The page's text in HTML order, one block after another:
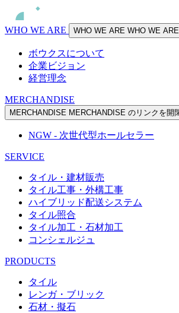
WHO WE ARE WHO WE ARE WHO WE
ボウクスについて
企業ビジョン
経営理念
MERCHANDISE
MERCHANDISE MERCHANDISE のリンクを開
NGW - 次世代型ホールセラー
SERVICE
タイル・建材販売
タイル工事・外構工事
ハイブリッド配送システム
タイル照合
タイル加工・石材加工
コンシェルジュ
PRODUCTS
タイル
レンガ・ブリック
石材・擬石